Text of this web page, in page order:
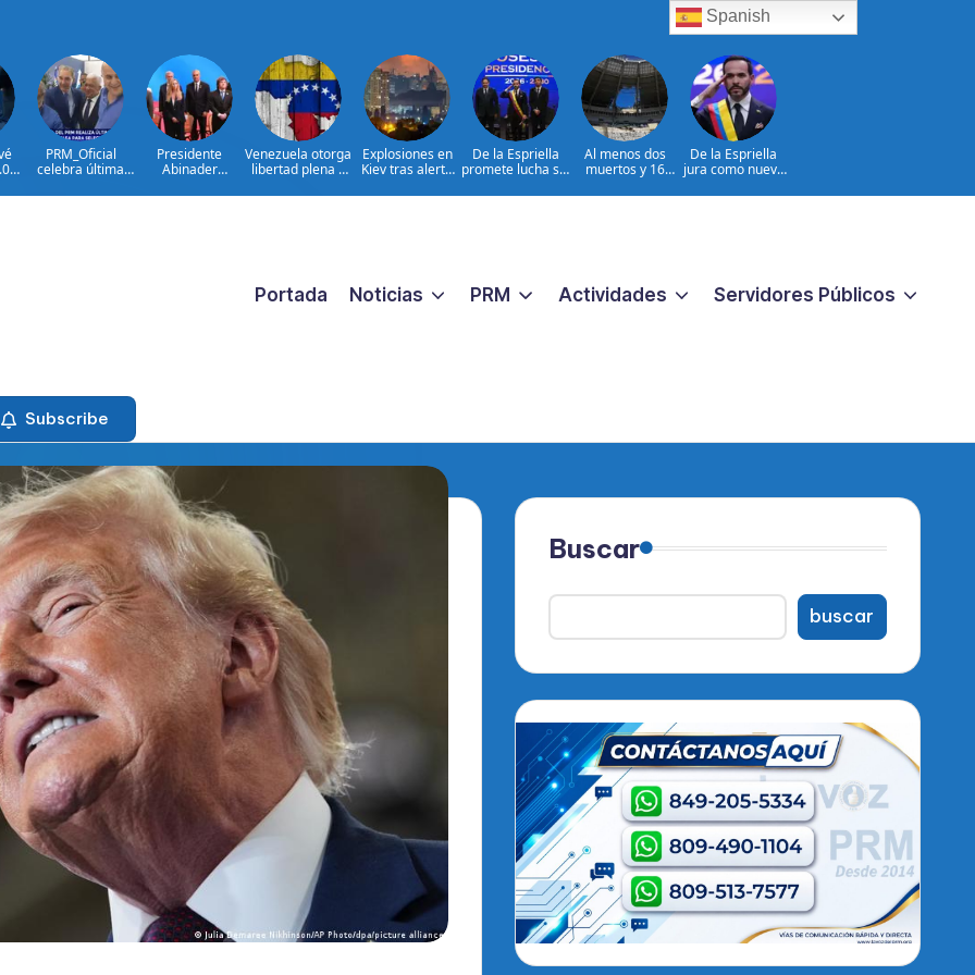
PRM_Oficial
celebra última
preparatoria
Presidente
Abinader
en Colombia y
Venezuela otorga
libertad plena a
Lourdes Afiuni
Explosiones en
Kiev tras alerta
balísticos
De la Espriella
promete lucha sin
narcoterrorismo
Al menos dos
muertos y 16
ataques rusos a
De la Espriella
jura como nuevo
Colombia
Portada Noticias PRM Actividades Servidores Públicos
Subscribe
Buscar
buscar
Spanish